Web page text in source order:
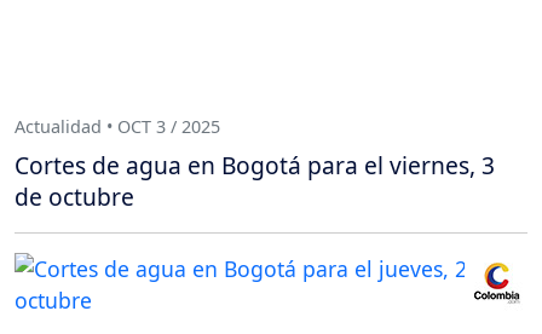
Actualidad • OCT 3 / 2025
Cortes de agua en Bogotá para el viernes, 3
de octubre